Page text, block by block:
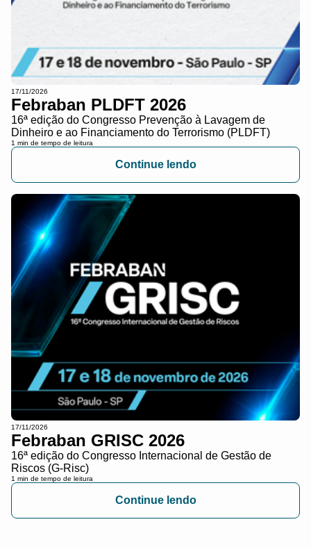
17/11/2026
Febraban PLDFT 2026
16ª edição do Congresso Prevenção à Lavagem de
Dinheiro e ao Financiamento do Terrorismo (PLDFT)
1 min de tempo de leitura
Continue lendo
17/11/2026
Febraban GRISC 2026
16ª edição do Congresso Internacional de Gestão de
Riscos (G-Risc)
1 min de tempo de leitura
Continue lendo